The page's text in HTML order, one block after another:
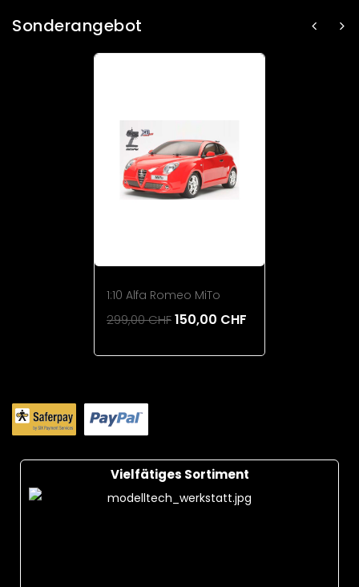
Sonderangebot
1:10 Alfa Romeo MiTo
299,00 CHF150,00 CHF
Vielfätiges Sortiment